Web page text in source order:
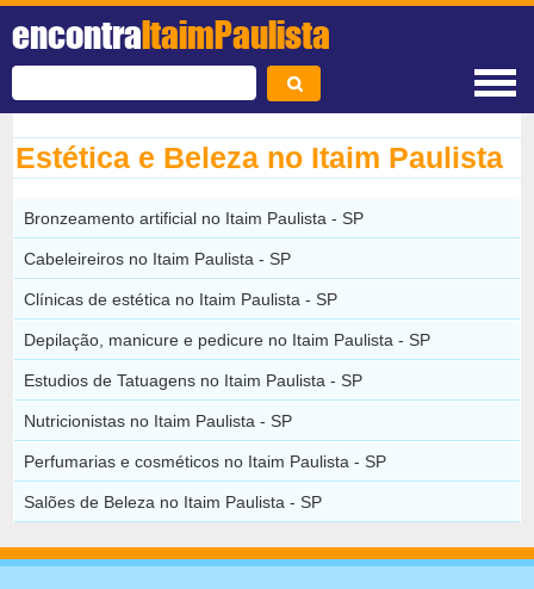
encontraItaimPaulista
Estética e Beleza no Itaim Paulista
Bronzeamento artificial no Itaim Paulista - SP
Cabeleireiros no Itaim Paulista - SP
Clínicas de estética no Itaim Paulista - SP
Depilação, manicure e pedicure no Itaim Paulista - SP
Estudios de Tatuagens no Itaim Paulista - SP
Nutricionistas no Itaim Paulista - SP
Perfumarias e cosméticos no Itaim Paulista - SP
Salões de Beleza no Itaim Paulista - SP